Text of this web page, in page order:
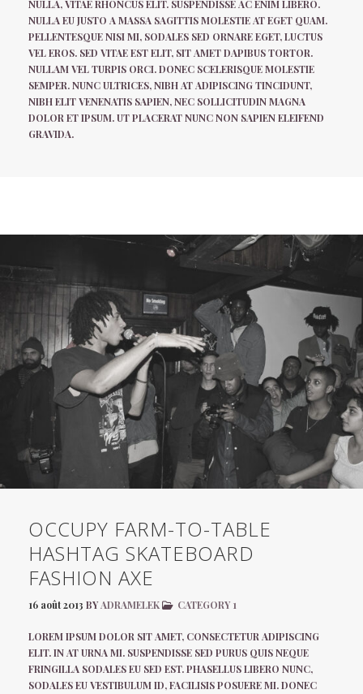
NULLA, VITAE RHONCUS ELIT. SUSPENDISSE AC ENIM LIBERO.
NULLA EU JUSTO A MASSA SAGITTIS MOLESTIE AT EGET QUAM.
PELLENTESQUE NISI MI, SODALES SED ORNARE EGET, LUCTUS
VEL EROS. SED VITAE EST ELIT, SIT AMET DAPIBUS TORTOR.
NULLAM VEL TURPIS ORCI. DONEC SCELERISQUE MOLESTIE
SEMPER. NUNC ULTRICES, NIBH AT ADIPISCING TINCIDUNT,
NIBH ELIT VENENATIS SAPIEN, NEC SOLLICITUDIN MAGNA
DOLOR ET IPSUM. UT PLACERAT NUNC NON SAPIEN ELEIFEND
GRAVIDA.
OCCUPY FARM-TO-TABLE
HASHTAG SKATEBOARD
FASHION AXE
16 août 2013 BYADRAMELEK CATEGORY 1
LOREM IPSUM DOLOR SIT AMET, CONSECTETUR ADIPISCING
ELIT. IN AT URNA MI. SUSPENDISSE SED PURUS QUIS NEQUE
FRINGILLA SODALES EU SED EST. PHASELLUS LIBERO NUNC,
SODALES EU VESTIBULUM ID, FACILISIS POSUERE MI. DONEC